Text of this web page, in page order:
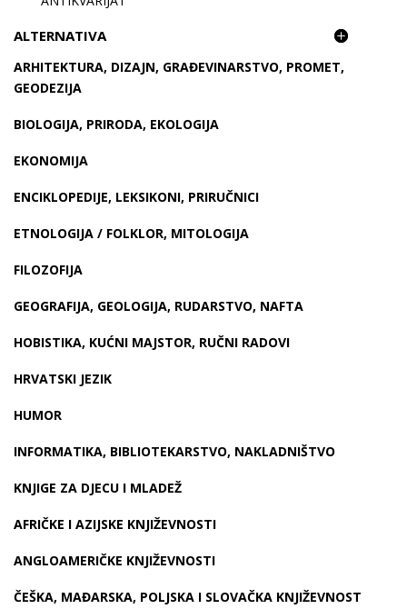
ALTERNATIVA
ARHITEKTURA, DIZAJN, GRAĐEVINARSTVO, PROMET,
GEODEZIJA
BIOLOGIJA, PRIRODA, EKOLOGIJA
EKONOMIJA
ENCIKLOPEDIJE, LEKSIKONI, PRIRUČNICI
ETNOLOGIJA / FOLKLOR, MITOLOGIJA
FILOZOFIJA
GEOGRAFIJA, GEOLOGIJA, RUDARSTVO, NAFTA
HOBISTIKA, KUĆNI MAJSTOR, RUČNI RADOVI
HRVATSKI JEZIK
HUMOR
INFORMATIKA, BIBLIOTEKARSTVO, NAKLADNIŠTVO
KNJIGE ZA DJECU I MLADEŽ
AFRIČKE I AZIJSKE KNJIŽEVNOSTI
ANGLOAMERIČKE KNJIŽEVNOSTI
ČEŠKA, MAĐARSKA, POLJSKA I SLOVAČKA KNJIŽEVNOST